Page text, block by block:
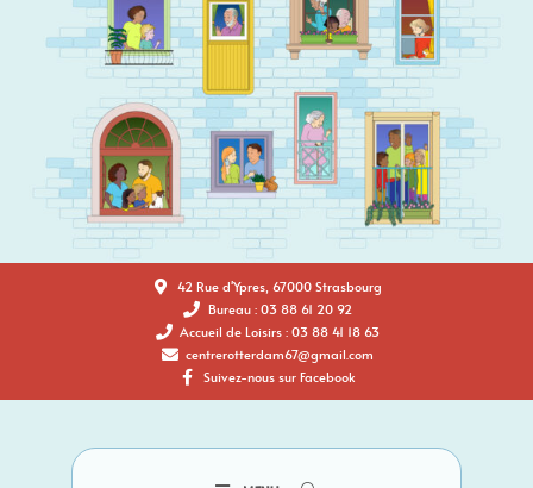
42 Rue d'Ypres, 67000 Strasbourg
Bureau : 03 88 61 20 92
Accueil de Loisirs : 03 88 41 18 63
centrerotterdam67@gmail.com
Suivez-nous sur Facebook